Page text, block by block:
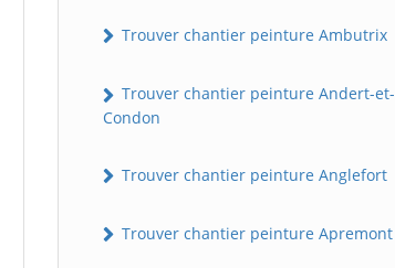
Trouver chantier peinture Ambutrix
Trouver chantier peinture Andert-et-
Condon
Trouver chantier peinture Anglefort
Trouver chantier peinture Apremont